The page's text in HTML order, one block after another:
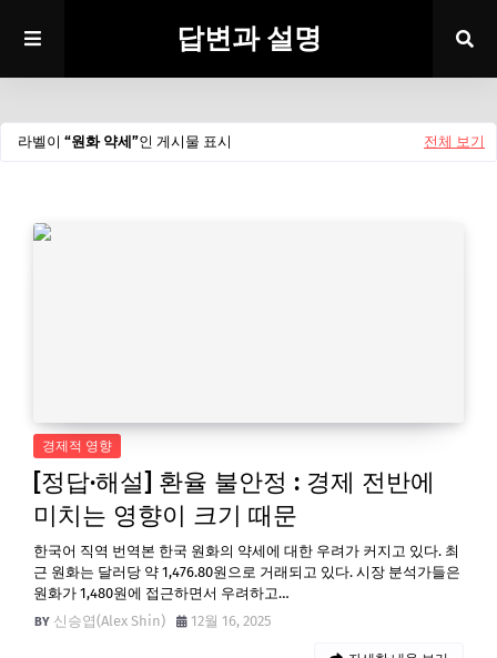
답변과 설명
라벨이 원화 약세 인 게시물 표시 전체 보기
경제적 영향
[정답·해설] 환율 불안정 : 경제 전반에
미치는 영향이 크기 때문
한국어 직역 번역본 한국 원화의 약세에 대한 우려가 커지고 있다. 최
근 원화는 달러당 약 1,476.80원으로 거래되고 있다. 시장 분석가들은
원화가 1,480원에 접근하면서 우려하고…
신승엽(Alex Shin)
12월 16, 2025